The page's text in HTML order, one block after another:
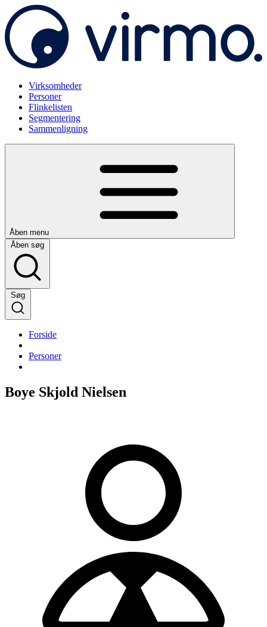
Virksomheder
Personer
Flinkelisten
Segmentering
Sammenligning
Åben menu
Åben søg
Søg
Forside
Personer
Boye Skjold Nielsen